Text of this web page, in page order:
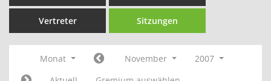
Vertreter Sitzungen
Monat November
2007